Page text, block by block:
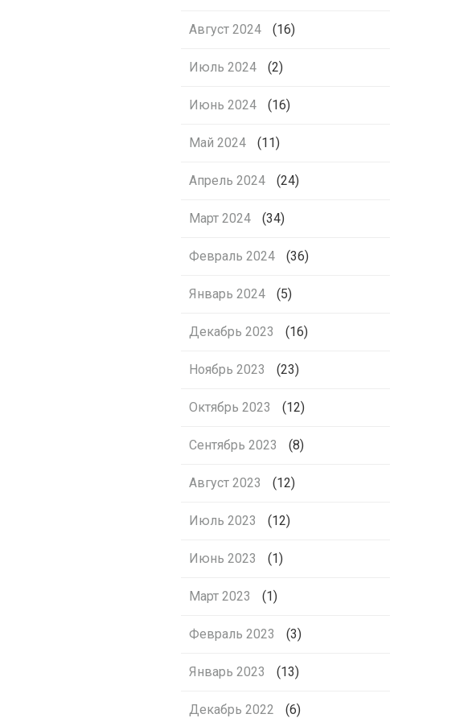
Август 2024 (16)
Июль 2024 (2)
Июнь 2024 (16)
Май 2024 (11)
Апрель 2024 (24)
Март 2024 (34)
Февраль 2024 (36)
Январь 2024 (5)
Декабрь 2023 (16)
Ноябрь 2023 (23)
Октябрь 2023 (12)
Сентябрь 2023 (8)
Август 2023 (12)
Июль 2023 (12)
Июнь 2023 (1)
Март 2023 (1)
Февраль 2023 (3)
Январь 2023 (13)
Декабрь 2022 (6)